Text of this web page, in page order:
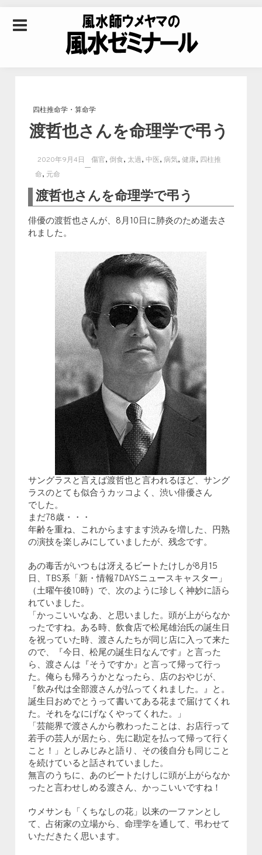
水ゼミナール｜風水
学・四柱推命学・易
学を合わせた立命講
座
四柱推命学・算命学
渡哲也さんを命理学で弔う
2020年9月4日 傷官,倒食, 太過,中医,病気,健康, 四柱推
命, 元命
渡哲也さんを命理学で弔う
俳優の渡哲也さんが、8月10日に肺炎のため逝去さ
れました。
サングラスと言えば渡哲也と言われるほど、サング
ラスのとても似合うカッコよく、渋い俳優さん
でした。
まだ78歳・・・
年齢を重ね、これからますます渋みを増した、円熟
の演技を楽しみにしていましたが、残念です。
あの毒舌がいつもは冴えるビートたけしが8月15
日、TBS系「新・情報7DAYSニュースキャスター」
（土曜午後10時）で、次のように珍しく神妙に語ら
れていました。
「かっこいいなあ、と思いました。頭が上がらなか
ったですね。ある時、飲食店で松尾雄治氏の誕生日
を祝っていた時、渡さんたちが同じ店に入って来た
ので、『今日、松尾の誕生日なんです』と言った
ら、渡さんは『そうですか』と言って帰って行っ
た。俺らも帰ろうかとなったら、店のおやじが、
『飲み代は全部渡さんが払ってくれました。』と。
誕生日おめでとうって書いてある花まで届けてくれ
た。それをなにげなくやってくれた。」
「芸能界で渡さんから教わったことは、お店行って
若手の芸人が居たら、先に勘定を払って帰って行く
こと！」としみじみと語り、その後自分も同じこと
を続けていると話されていました。
無言のうちに、あのビートたけしに頭が上がらなか
ったと言わせしめる渡さん、かっこいいですね！
ウメサンも「くちなしの花」以来の一ファンとし
て、占術家の立場から、命理学を通して、弔わせて
いただきたく思います。